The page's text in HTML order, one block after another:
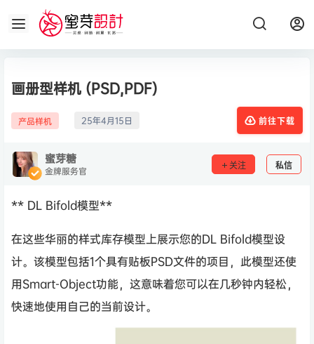
画册型样机 (PSD,PDF)
产品样机 25年4月15日 前往下载
蜜芽糖
金牌服务官 关注 私信
** DL Bifold模型**
在这些华丽的样式库存模型上展示您的DL Bifold模型设
计。该模型包括1个具有贴板PSD文件的项目，此模型还使
用Smart-Object功能，这意味着您可以在几秒钟内轻松，
快速地使用自己的当前设计。